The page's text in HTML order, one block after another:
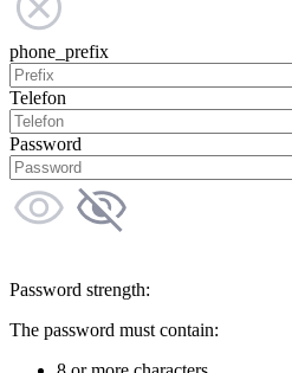
phone_prefix
Telefon
Password
Password strength:
The password must contain: